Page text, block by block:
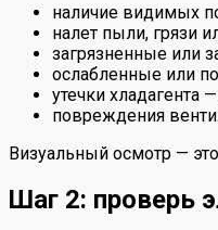
наличие видимых
налет пыли, грязи
загрязненные или
ослабленные или
утечки хладагента
повреждения
Визуальный осмотр —
Шаг 2: проверь